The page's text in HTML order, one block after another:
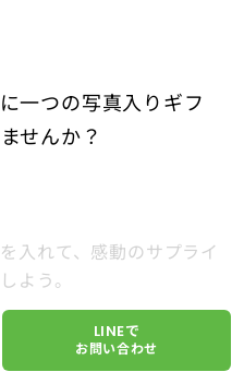
一つの写真入りギフ
せんか？
入れて、感動のサプライ
よう。
どんなギフトが作れるか
ださい。LINEで
お問い合わせ